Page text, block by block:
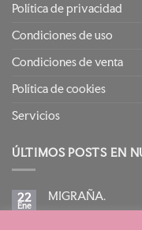
Política de privacidad
Condiciones de uso
Condiciones de venta
Política de cookies
Servicios
ÚLTIMOS POSTS EN
22
Ene
MIGRAÑA.
No